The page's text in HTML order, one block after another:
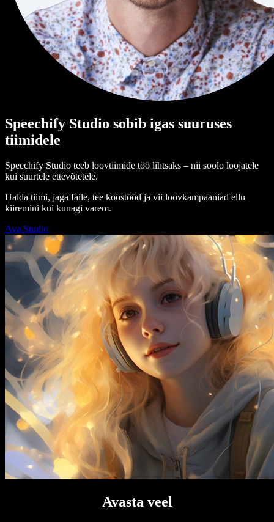
Speechify Studio sobib igas suuruses
tiimidele
Speechify Studio teeb loovtiimide töö lihtsaks – nii soolo loojatele
kui suurtele ettevõtetele.
Halda tiimi, jaga faile, tee koostööd ja vii loovkampaaniad ellu
kiiremini kui kunagi varem.
Ava Studio
Avasta veel